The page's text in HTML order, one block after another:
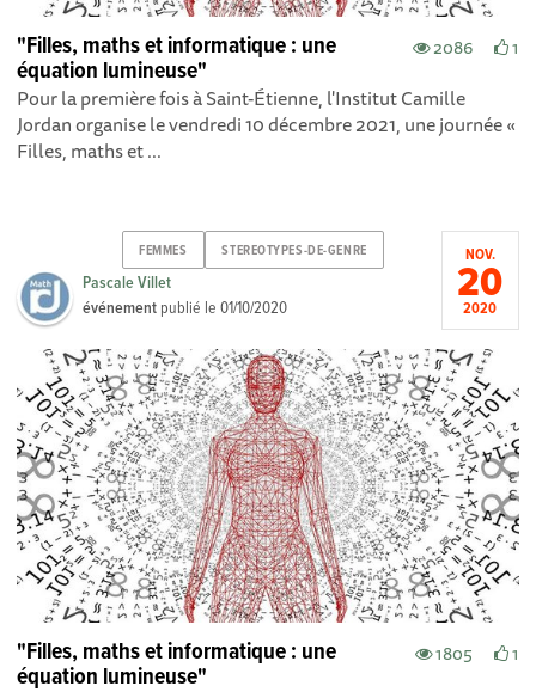
2086 1
"Filles, maths et informatique : une
équation lumineuse"
Pour la première fois à Saint-Étienne, l'Institut Camille
Jordan organise le vendredi 10 décembre 2021, une journée «
Filles, maths et ...
FEMMES STEREOTYPES-DE-GENRE
Pascale Villet
événement publié le01/10/2020
NOV.
20
2020
1805 1
"Filles, maths et informatique : une
équation lumineuse"